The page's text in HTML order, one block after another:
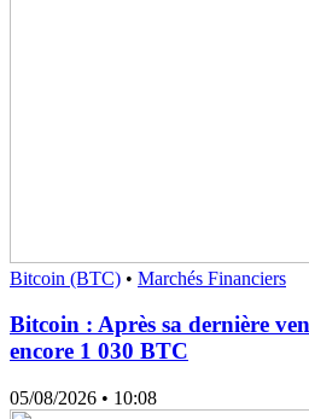
Bitcoin (BTC) • Marchés Financiers
Bitcoin : Après sa dernière
encore 1 030 BTC
05/08/2026 • 10:08